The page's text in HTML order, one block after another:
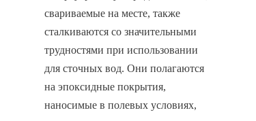
свариваемые на месте, также
сталкиваются со значительными
трудностями при использовании
для сточных вод. Они полагаются
на эпоксидные покрытия,
наносимые в полевых условиях,